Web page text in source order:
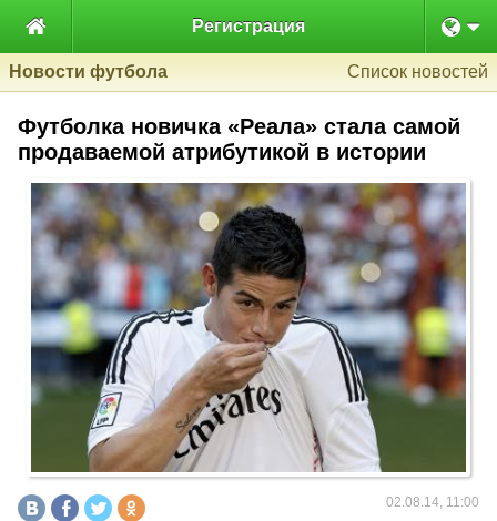
 Регистрация
Новости футбола Список новостей
Футболка новичка «Реала» стала самой
продаваемой атрибутикой в истории
02.08.14, 11:00